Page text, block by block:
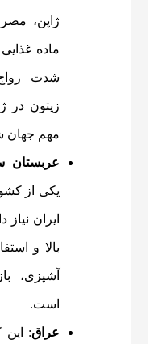
ژاپن،
ماده
شدت رواج
زیتون در
مهم جهان
عربستان
یکی از
ایران
بالا و
آشپزی،
است.
عراق: این